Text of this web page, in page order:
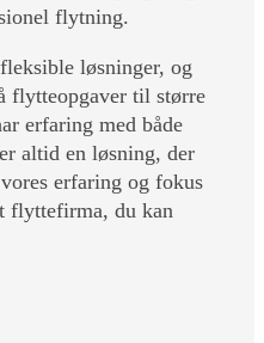
flytning.
løsninger, og
flytteopgaver til større
erfaring med både
altid en løsning, der
erfaring og fokus
flyttefirma, du kan